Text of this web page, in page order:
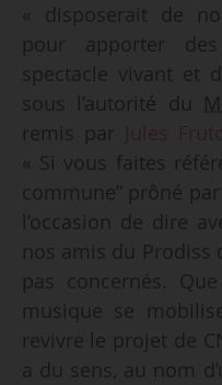
« disposerait de
pour apporter
spectacle vivant et
sous l’autorité du
remis par
« Si vous faites
commune” prôné
l’occasion de dire
nos amis du Prodiss
pas concernés.
musique se
revivre le projet de
a du sens, au nom